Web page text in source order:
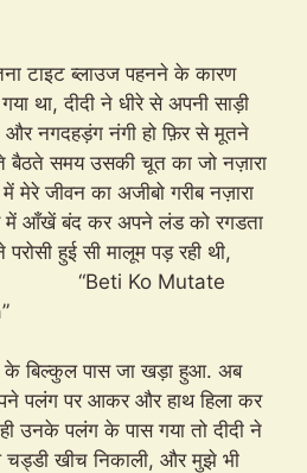
टाइट ब्लाउज पहनने के कारण
था, दीदी ने धीरे से अपनी साड़ी
और नगदहड़ंग नंगी हो फ़िर से मूतने
बैठते समय उसकी चूत का जो नज़ारा
जीवन का अजीबो गरीब नज़ारा
में आँखें बंद कर अपने लंड को रगडता
परोसी हुई सी मालूम पड़ रही थी,
Mutate
के बिल्कुल पास जा खड़ा हुआ. अब
पलंग पर आकर और हाथ हिला कर
उनके पलंग के पास गया तो दीदी ने
खीच निकाली, और मुझे भी